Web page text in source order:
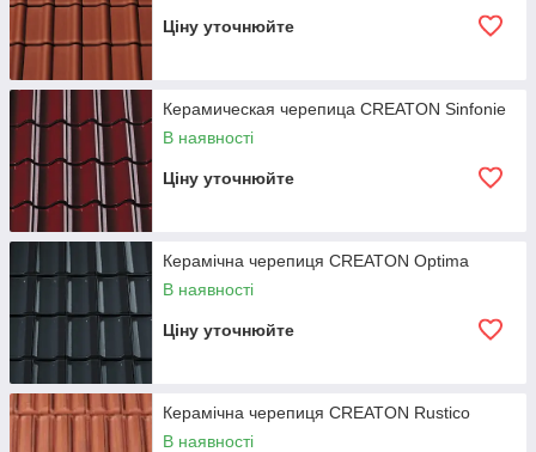
Ціну уточнюйте
Керамическая черепица CREATON Sinfonie
В наявності
Ціну уточнюйте
Керамічна черепиця CREATON Optima
В наявності
Ціну уточнюйте
Керамічна черепиця CREATON Rustico
В наявності